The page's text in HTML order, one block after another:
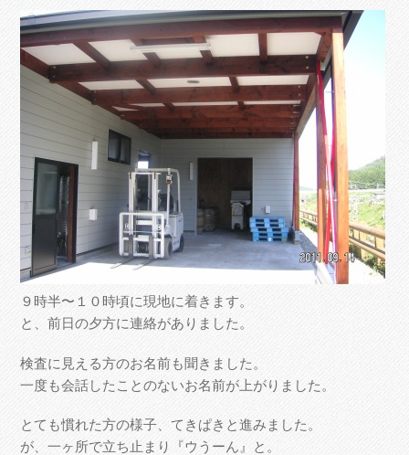
９時半〜１０時頃に現地に着きます。
と、前日の夕方に連絡がありました。
検査に見える方のお名前も聞きました。
一度も会話したことのないお名前が上がりました。
とても慣れた方の様子、てきぱきと進みました。
が、一ヶ所で立ち止まり『ウうーん』と。